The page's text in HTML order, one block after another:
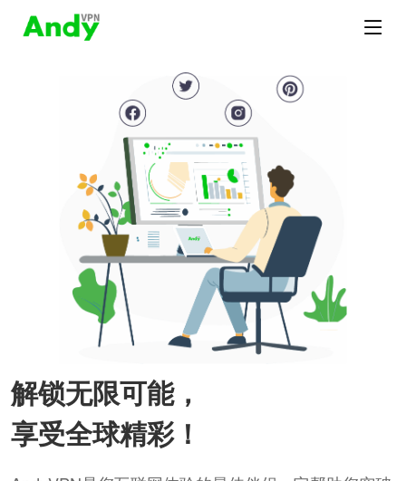
解锁无限可能，
享受全球精彩！